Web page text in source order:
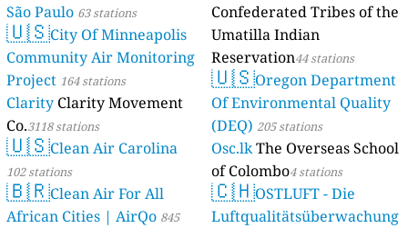
São Paulo 63 stations
🇺🇸City Of Minneapolis
Community Air Monitoring
Project 164 stations
Clarity Clarity Movement
Co.3118 stations
🇺🇸Clean Air Carolina
102 stations
🇧🇷Clean Air For All
African Cities | AirQo 845
Confederated Tribes of the
Umatilla Indian
Reservation44 stations
🇺🇸Oregon Department
Of Environmental Quality
(DEQ) 205 stations
Osc.lkThe Overseas School
of Colombo4 stations
🇨🇭OSTLUFT - Die
Luftqualitätsüberwachung